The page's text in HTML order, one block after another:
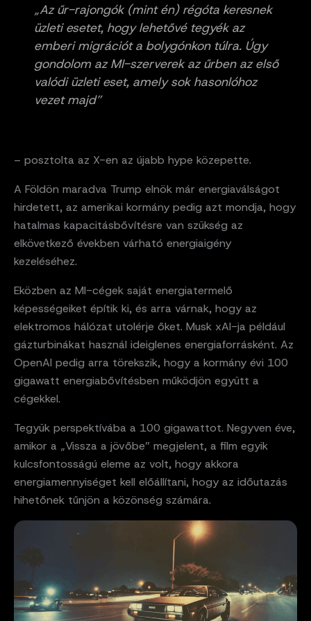
„Az űr-rajongók (mint én) régóta keresnek
üzleti esetet, hogy lehetővé tegyék az
emberi migrációt a bolygónkon túlra. Úgy
gondolom az MI-szerverek az űrben az első
valódi üzleti eset, amely sok hasonlóhoz
vezet majd”
– posztolta az X-en az újabb hype közepette.
A Földön maradva Trump elnök már energiaválságot
hirdetett, az amerikai kormány pedig azt mondja, hogy
hatalmas kapacitásbővítésre van szükség az
elkövetkező években várható energiaigény
kezeléséhez.
Eközben az MI-cégek saját energiatermelő
képességeiket építik ki, és arra várnak, hogy az
elektromos hálózat utolérje őket. Musk xAI-ja például
gázturbinákat használ ideiglenes energiaforrásként. Az
OpenAI pedig arra törekszik, hogy a kormány évi 100
gigawatt energiabővítésben működjön együtt a
cégekkel.
Tegyük perspektívába a 100 gigawattot. Negyven éve,
amikor a „Vissza a jövőbe” megjelent, a film egyik
kulcsfontosságú eleme az volt, hogy akkora
energiamennyiséget kell előállítani, hogy az időutazás
hihetőnek tűnjön a közönség számára.